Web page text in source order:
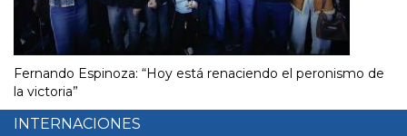
Fernando Espinoza: “Hoy está renaciendo el peronismo de
la victoria”
INTERNACIONES